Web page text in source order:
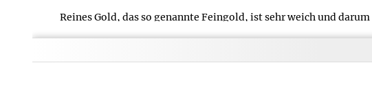
Reines Gold, das so genannte Feingold, ist sehr weich und
verschiedene Goldlegierungen erhält. Diese unterscheiden sich in der